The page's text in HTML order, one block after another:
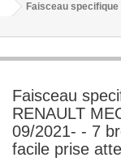
Faisceau specifique
Faisceau
RENAULT
09/2021- - 7
facile prise